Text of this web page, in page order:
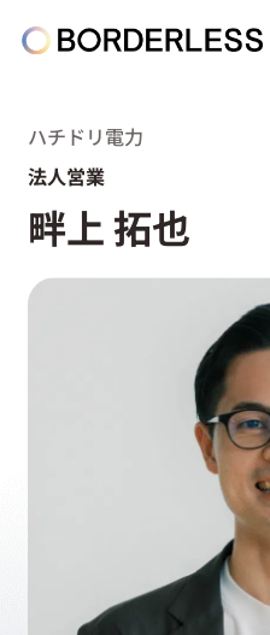
ボーダレスについて
グループの仕組み
ソーシャルビジネス
フェロー紹介
ハチドリ電力
法人営業
畔上 拓也